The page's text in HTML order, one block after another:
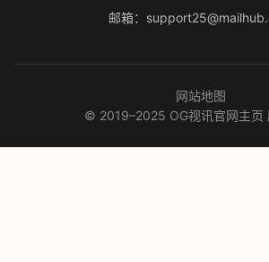
邮箱：
网站地图
© 2019–2025 OG视讯官网主页